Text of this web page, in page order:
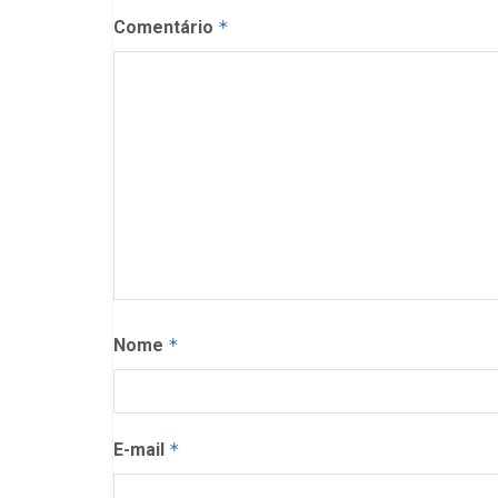
Comentário *
Nome *
E-mail *